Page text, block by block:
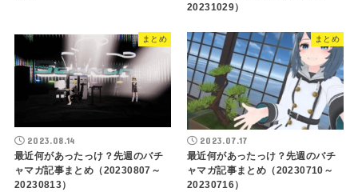
20231029）
まとめ
2023.08.14
最近何があったっけ？先週のバチ
ャマガ記事まとめ（20230807～
20230813）
まとめ
2023.07.17
最近何があったっけ？先週のバチ
ャマガ記事まとめ（20230710～
20230716）